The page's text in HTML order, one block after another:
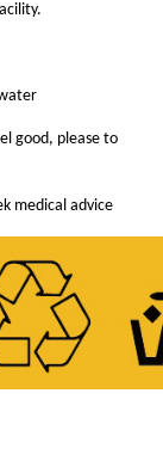
good, please to
medical advice